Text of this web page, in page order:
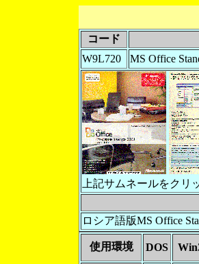
コード
W9L720
MS Office
上記サムネールをク
ロシア語版MS Office
使用環境 DOS